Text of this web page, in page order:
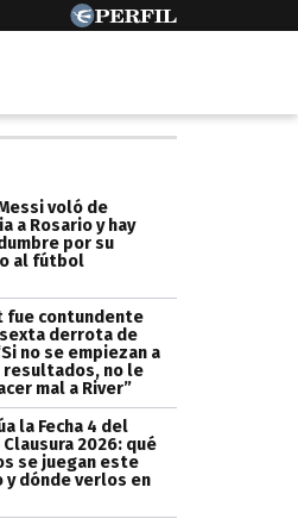
voló de
a Rosario y hay
por su
al fútbol
fue contundente
derrota de
no se empiezan a
resultados, no le
mal a River”
la Fecha 4 del
2026: qué
se juegan este
y dónde verlos en